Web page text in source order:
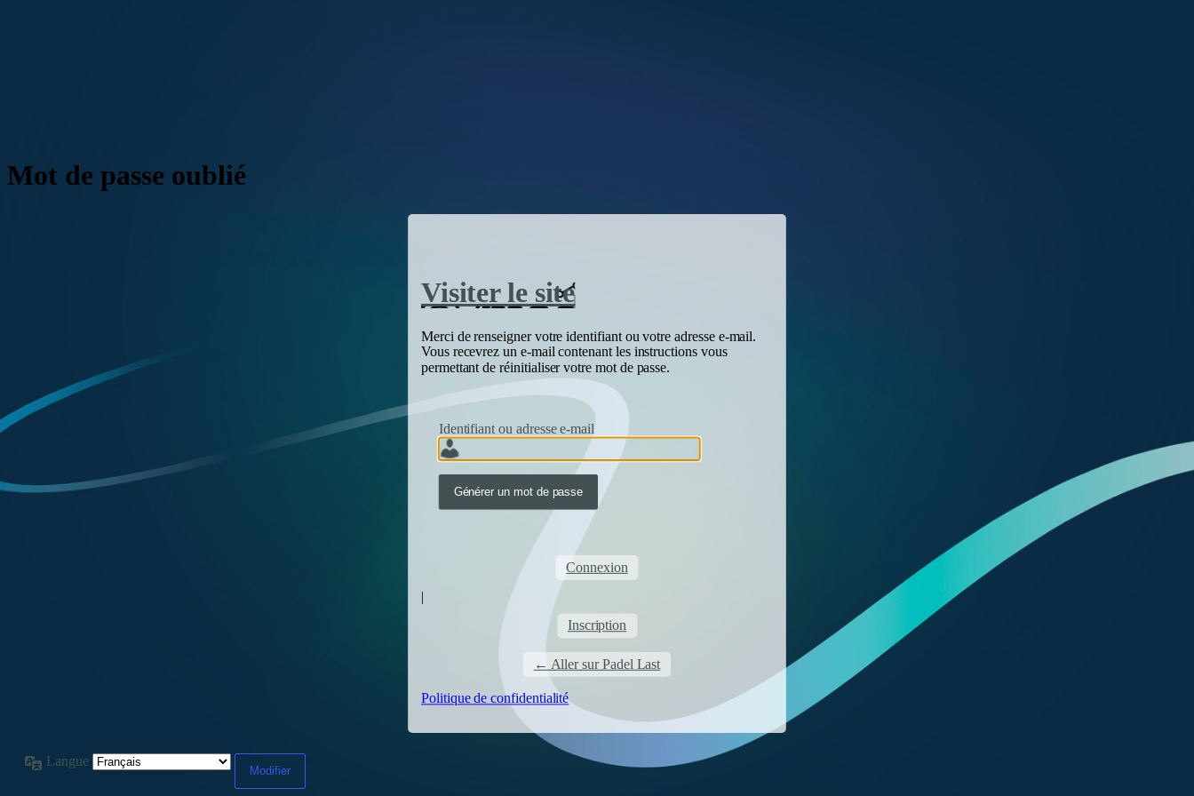
Mot de passe oublié
Visiter le site
Merci de renseigner votre identifiant ou votre adresse e-mail.
Vous recevrez un e-mail contenant les instructions vous
permettant de réinitialiser votre mot de passe.
Identifiant ou adresse e-mail
Connexion
|
Inscription
← Aller sur Padel Last
Politique de confidentialité
Langue